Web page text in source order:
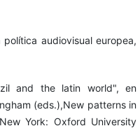
audiovisual europea,
and the latin world", en
(eds.),New patterns in
York: Oxford University